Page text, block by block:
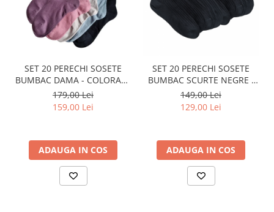
SET 20 PERECHI SOSETE
BUMBAC DAMA - COLORATE
- LUNGI
179,00 Lei
159,00 Lei
ADAUGA IN COS
SET 20 PERECHI SOSETE
BUMBAC SCURTE NEGRE -
DAMA
149,00 Lei
129,00 Lei
ADAUGA IN COS